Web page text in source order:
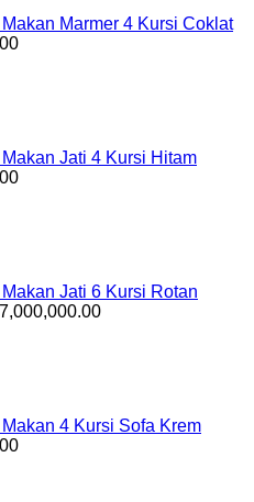
Marmer 4 Kursi Coklat
Jati 4 Kursi Hitam
Jati 6 Kursi Rotan
7,000,000.00
4 Kursi Sofa Krem